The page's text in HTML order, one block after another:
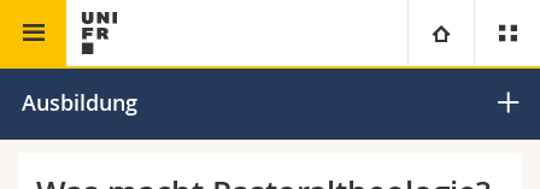
UniversitätTheologische Fakultät Pastoraltheologie
Ausbildung